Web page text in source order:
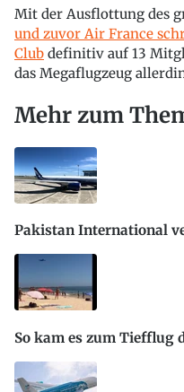
Mit der Ausflottung des
und zuvor Air France
Club definitiv auf 13
das Megaflugzeug
Mehr zum
Pakistan International
So kam es zum Tiefflug